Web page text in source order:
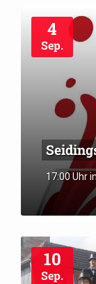
4
Sep.
17:00 Uhr
10
Sep.